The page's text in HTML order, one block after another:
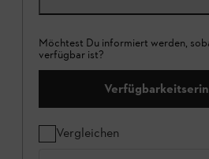
Möchtest Du informiert werden,
verfügbar ist?
Vergleichen